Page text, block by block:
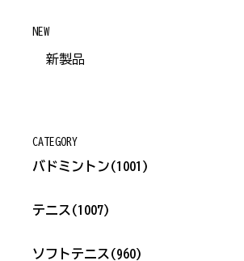
NEW
新製品
CATEGORY
バドミントン(1001)
テニス (1007)
ソフトテニス (960)